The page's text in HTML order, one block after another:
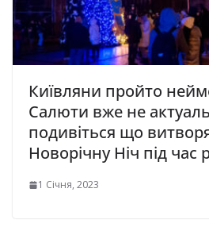
Київляни пройто
Салюти вже не
подивіться що
Новорічну Ніч під час
1 Січня, 2023